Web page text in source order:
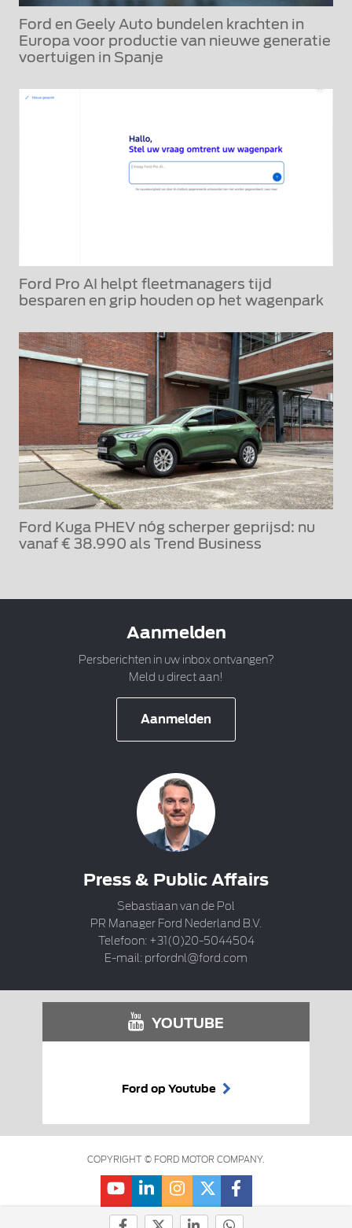
Ford en Geely Auto bundelen krachten in
Europa voor productie van nieuwe generatie
voertuigen in Spanje
Ford Pro AI helpt fleetmanagers tijd
besparen en grip houden op het wagenpark
Ford Kuga PHEV nóg scherper geprijsd: nu
vanaf € 38.990 als Trend Business
Aanmelden
Persberichten in uw inbox ontvangen?
Meld u direct aan!
Aanmelden
Press & Public Affairs
Sebastiaan van de Pol
PR Manager Ford Nederland B.V.
Telefoon: +31(0)20-5044504
E-mail: prfordnl@ford.com
YOUTUBE
Ford op Youtube
COPYRIGHT © FORD MOTOR COMPANY.